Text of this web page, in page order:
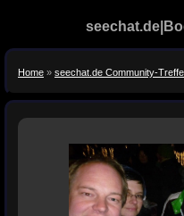
Home » seechat.de Community-